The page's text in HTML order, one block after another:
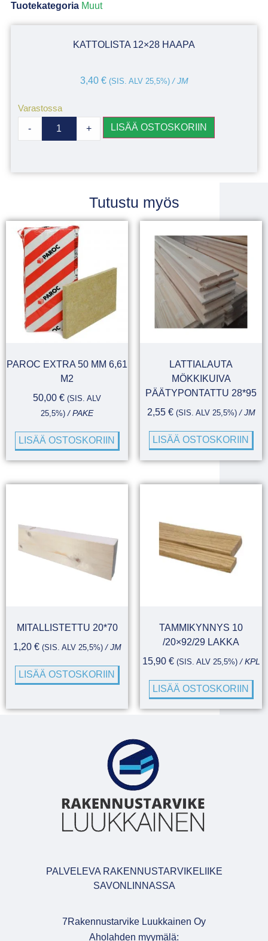
Tuotekategoria Muut
KATTOLISTA 12×28 HAAPA
3,40 € (SIS. ALV 25,5%)/ JM
Varastossa
- + LISÄÄ OSTOSKORIIN
Tutustu myös
PAROC EXTRA 50 MM 6,61
M2
50,00 € (SIS. ALV
25,5%) / PAKE
LISÄÄ OSTOSKORIIN
LATTIALAUTA
MÖKKIKUIVA
PÄÄTYPONTATTU 28*95
2,55 € (SIS. ALV 25,5%)/ JM
LISÄÄ OSTOSKORIIN
MITALLISTETTU 20*70
1,20 € (SIS. ALV 25,5%)/ JM
LISÄÄ OSTOSKORIIN
TAMMIKYNNYS 10
/20×92/29 LAKKA
15,90 € (SIS. ALV 25,5%)/ KPL
LISÄÄ OSTOSKORIIN
PALVELEVA RAKENNUSTARVIKELIIKE
SAVONLINNASSA
7Rakennustarvike Luukkainen Oy
Aholahden myymälä: